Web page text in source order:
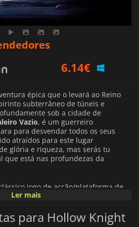
6.94€
7.79€
épica que o levará ao Reino
subterrâneo de túneis e
sob a cidade de
Vazio, é um guerreiro
para desvendar todos os seus
atraídos para este lugar
glória e riqueza, mas serás tu
que está nas profundezas da
jogo de acção/plataforma de
belos gráficos desenhados à mão.
lutando em batalhas épicas
todos os tipos. Começas a tua
Ler mais
para Hollow Knight